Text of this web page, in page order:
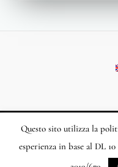
Copyright © 2026
Questo sito utilizza la
esperienza in base al DL